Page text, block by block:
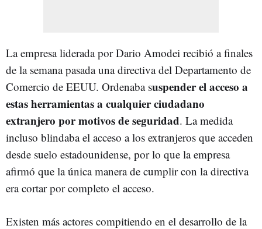
La empresa liderada por Dario Amodei recibió a finales
de la semana pasada una directiva del Departamento de
Comercio de EEUU. Ordenaba suspender el acceso a
estas herramientas a cualquier ciudadano
extranjero por motivos de seguridad. La medida
incluso blindaba el acceso a los extranjeros que acceden
desde suelo estadounidense, por lo que la empresa
afirmó que la única manera de cumplir con la directiva
era cortar por completo el acceso.
Existen más actores compitiendo en el desarrollo de la